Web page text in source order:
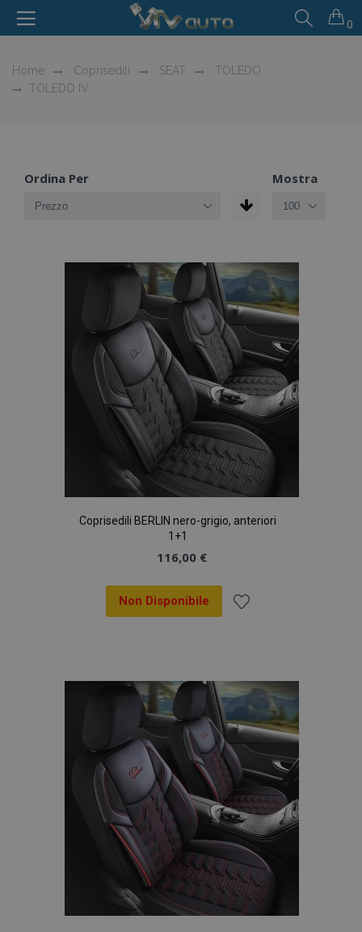
0
Home Coprisedili SEAT
TOLEDO
TOLEDO IV
Ordina Per Mostra
Coprisedili BERLIN nero-grigio, anteriori
1+1
116,00 €
Non Disponibile
lista
desideri